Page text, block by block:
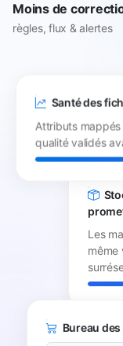
Moins de
règles, flux & alertes
Santé des
Attributs
qualité validés
Les
même
Bureau